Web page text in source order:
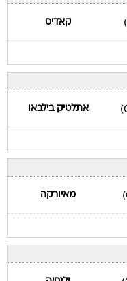
קאדיס
אתלטיק בילבאו
מאיורקה